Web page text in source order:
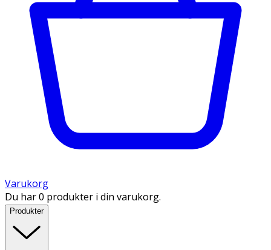
Varukorg
Du har 0 produkter i din varukorg.
Produkter